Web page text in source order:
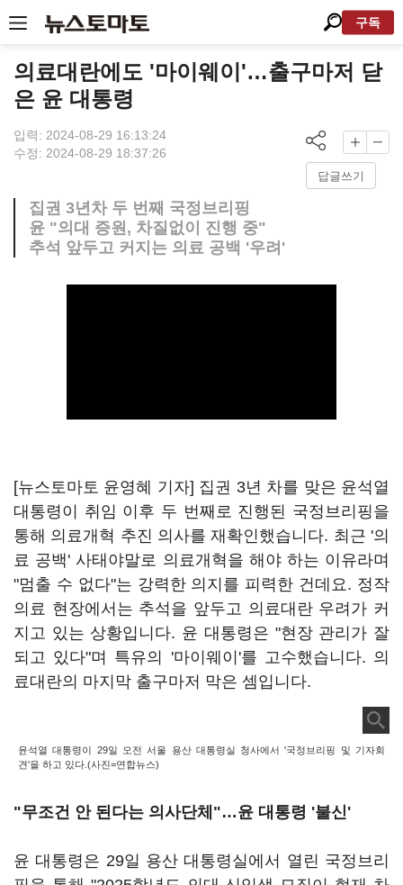
구독
의료대란에도 '마이웨이'…출구마저 닫
은 윤 대통령
입력: 2024-08-29 16:13:24
수정: 2024-08-29 18:37:26
답글쓰기
집권 3년차 두 번째 국정브리핑
윤 "의대 증원, 차질없이 진행 중"
추석 앞두고 커지는 의료 공백 '우려'
[뉴스토마토 윤영혜 기자] 집권 3년 차를 맞은 윤석열
대통령이 취임 이후 두 번째로 진행된 국정브리핑을
통해 의료개혁 추진 의사를 재확인했습니다. 최근 '의
료 공백' 사태야말로 의료개혁을 해야 하는 이유라며
"멈출 수 없다"는 강력한 의지를 피력한 건데요. 정작
의료 현장에서는 추석을 앞두고 의료대란 우려가 커
지고 있는 상황입니다. 윤 대통령은 "현장 관리가 잘
되고 있다"며 특유의 '마이웨이'를 고수했습니다. 의
료대란의 마지막 출구마저 막은 셈입니다.
윤석열 대통령이 29일 오전 서울 용산 대통령실 청사에서 '국정브리핑 및 기자회
견'을 하고 있다.(사진=연합뉴스)
"무조건 안 된다는 의사단체"…윤 대통령 '불신'
윤 대통령은 29일 용산 대통령실에서 열린 국정브리